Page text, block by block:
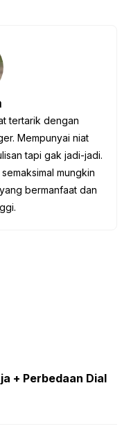
tertarik dengan
Mempunyai niat
tapi gak jadi-jadi.
mungkin
bermanfaat dan
+ Perbedaan Dial